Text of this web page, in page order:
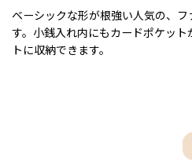
ベーシックな形が根強い人気の、
す。小銭入れ内にもカードポケット
トに収納できます。